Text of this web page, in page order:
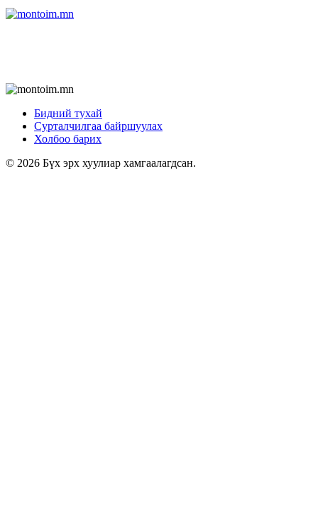
Бидний тухай
Сурталчилгаа байршуулах
Холбоо барих
© 2026 Бүх эрх хуулиар хамгаалагдсан.